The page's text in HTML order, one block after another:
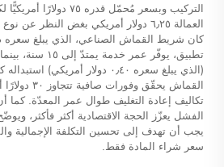
التركيب وبسعر مُحمّل قدره
العمالة ٦٫٢٥ دولار أمريكي بغض النظر
كان شريط القماش الصناعي، الذي يبلغ سعره
تطبيق، يوفّر عمر
(الذي يبلغ سعره ٠٫٤٠ دولار
القماش يحقّق
تكاليف إعادة التغليف طوال عمر المعدّة. كما
الفشل يعزّز الحجة الاقتصادية أكثر فأكثر،
يجب أن تهدف إلى تحسين التكلفة الإجمالية
سعر شراء المادة فقط.